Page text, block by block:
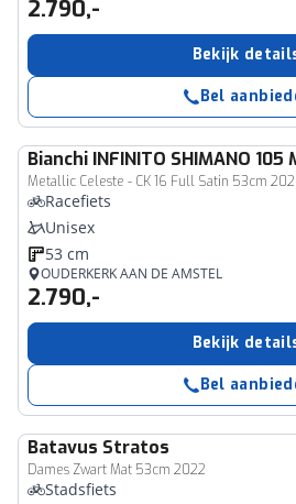
2.790,-
Bekijk
Bel
Bianchi INFINITO SHIMANO 105
Metallic Celeste - CK 16 Full Satin 53cm
Racefiets
Unisex
53 cm
OUDERKERK AAN DE AMSTEL
2.790,-
Bekijk
Bel
Batavus Stratos
Dames Zwart Mat 53cm 2022
Stadsfiets